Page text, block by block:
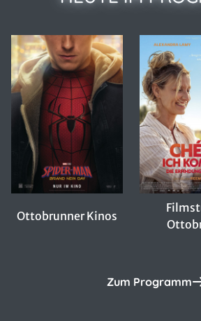
Ottobrunner Kinos
Zum Programm